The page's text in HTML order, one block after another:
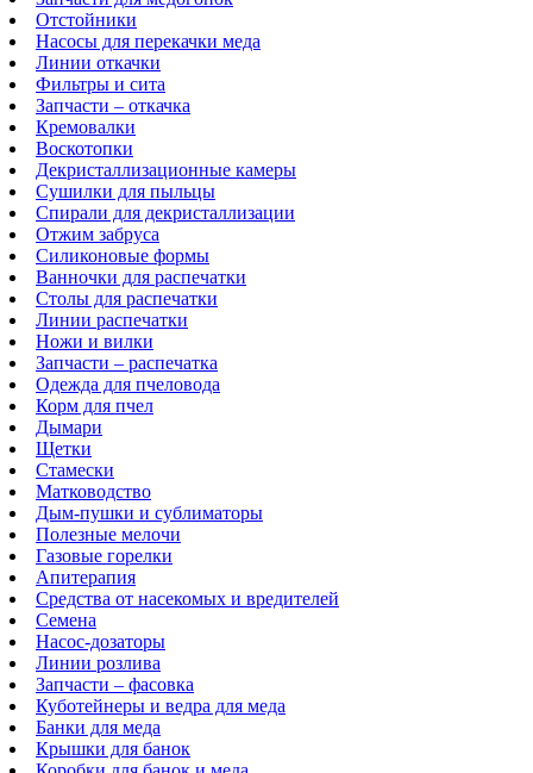
Отстойники
Насосы для перекачки меда
Линии откачки
Фильтры и сита
Запчасти – откачка
Кремовалки
Воскотопки
Декристаллизационные камеры
Сушилки для пыльцы
Спирали для декристаллизации
Отжим забруса
Силиконовые формы
Ванночки для распечатки
Столы для распечатки
Линии распечатки
Ножи и вилки
Запчасти – распечатка
Одежда для пчеловода
Корм для пчел
Дымари
Щетки
Стамески
Матководство
Дым-пушки и сублиматоры
Полезные мелочи
Газовые горелки
Апитерапия
Средства от насекомых и вредителей
Семена
Насос-дозаторы
Линии розлива
Запчасти – фасовка
Куботейнеры и ведра для меда
Банки для меда
Крышки для банок